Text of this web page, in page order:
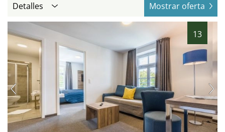
Detalles Mostrar oferta
13